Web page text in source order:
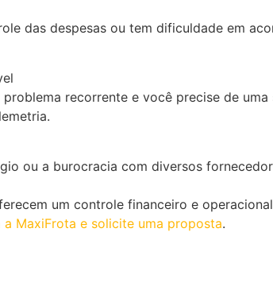
das despesas ou tem dificuldade em
recorrente e você precise de
ou a burocracia com diversos
um controle financeiro e
a MaxiFrota e solicite uma proposta.